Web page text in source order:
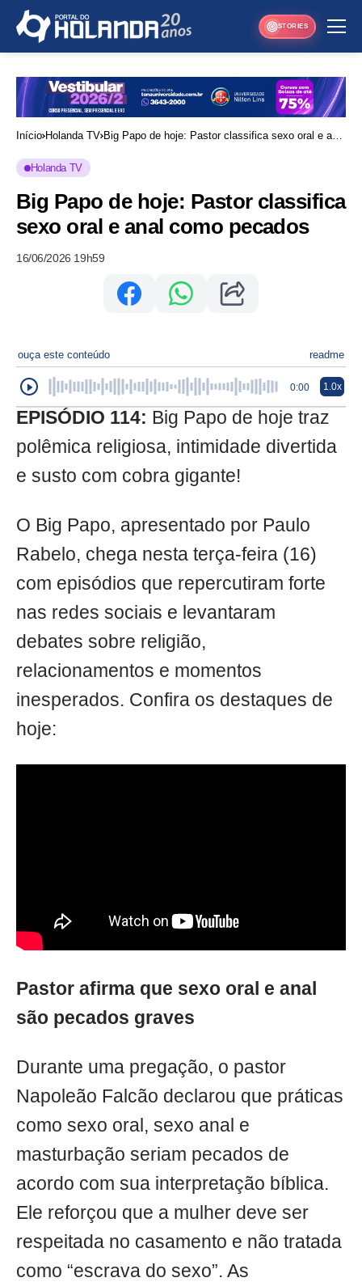
STORIES
Início Holanda TV Big Papo de hoje: Pastor classifica sexo oral e anal
Holanda TV
Big Papo de hoje: Pastor classifica
sexo oral e anal como pecados
16/06/2026 19h59
ouça este conteúdo readme
0:00 1.0x
EPISÓDIO 114: Big Papo de hoje traz
polêmica religiosa, intimidade divertida
e susto com cobra gigante!
O Big Papo, apresentado por Paulo
Rabelo, chega nesta terça-feira (16)
com episódios que repercutiram forte
nas redes sociais e levantaram
debates sobre religião,
relacionamentos e momentos
inesperados. Confira os destaques de
hoje:
Pastor afirma que sexo oral e anal
são pecados graves
Durante uma pregação, o pastor
Napoleão Falcão declarou que práticas
como sexo oral, sexo anal e
masturbação seriam pecados de
acordo com sua interpretação bíblica.
Ele reforçou que a mulher deve ser
respeitada no casamento e não tratada
como “escrava do sexo”. As